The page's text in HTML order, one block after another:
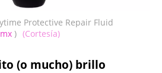
Protective Repair Fluid
) (Cortesía)
(o mucho) brillo